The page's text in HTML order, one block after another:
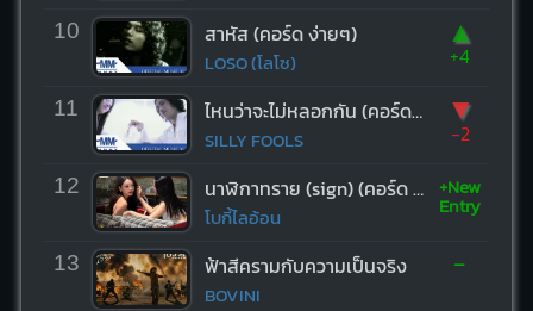
10 สาหัส (คอร์ด ง่ายๆ)
LOSO (โลโซ)
▲
+4
11 ไหนว่าจะไม่หลอกกัน (คอร์ด ง่ายๆ)
SILLY FOOLS
▼
-2
12 นาฬิกาทราย (sign) (คอร์ด ง่ายๆ)
โบกี้ไลอ้อน
+New
Entry
13 ฟ้าสีครามกับความเป็นจริง
BOVINI
-